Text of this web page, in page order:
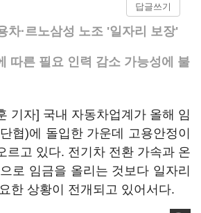
답글쓰기
차·르노삼성 노조 '일자리 보장'
따른 필요 인력 감소 가능성에 불
기자] 국내 자동차업계가 올해 임
협)에 돌입한 가운데 고용안정이
르고 있다. 전기차 전환 가속과 온
로 임금을 올리는 것보다 일자리
한 상황이 전개되고 있어서다.